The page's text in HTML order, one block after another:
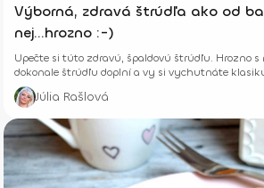
Výborná, zdravá štrúdľa ako od
nej...hrozno :-)
Upečte si túto zdravú, špaldovú štrúdľu. Hrozno s
dokonale štrúdľu doplní a vy si vychutnáte
Júlia Rašlová